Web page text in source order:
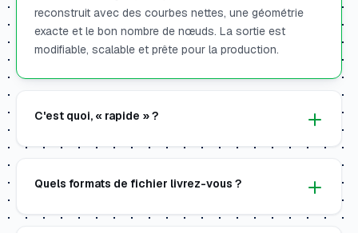
reconstruit avec des courbes nettes, une géométrie
exacte et le bon nombre de nœuds. La sortie est
modifiable, scalable et prête pour la production.
C'est quoi, « rapide » ?
Quels formats de fichier livrez-vous ?